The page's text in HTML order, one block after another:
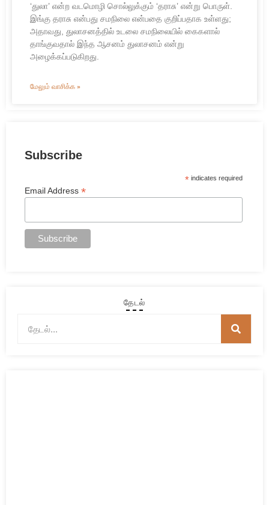
‘துலா’ என்ற வடமொழி சொல்லுக்கும் ‘தராசு’ என்று பொருள்.
இங்கு தராசு என்பது சமநிலை என்பதை குறிப்பதாக உள்ளது;
அதாவது, துலாசனத்தில் உடலை சமநிலையில் கைகளால்
தாங்குவதால் இந்த ஆசனம் துலாசனம் என்று
அழைக்கப்படுகிறது.
மேலும் வாசிக்க »
Subscribe
*indicates required
Email Address *
தேடல்